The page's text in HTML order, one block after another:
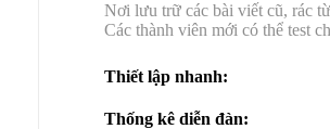
Nơi lưu trữ các bài viết cũ, rác
Các thành viên mới có thể test
Thiết lập nhanh:
Thống kê diễn đàn: